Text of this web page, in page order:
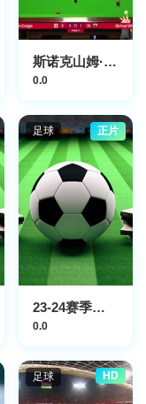
斯诺克山姆·克雷吉0-4迈克尔·怀特20230906
0.0
足球 正片
23-24赛季亚冠东亚区F组第5轮：曼谷联vs狮城水手
0.0
足球 HD